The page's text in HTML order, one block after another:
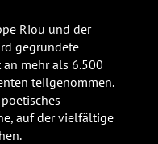
Riou und der
gegründete
an mehr als 6.500
teilgenommen.
auf der vielfältige